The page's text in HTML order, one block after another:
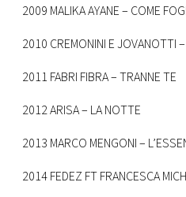
2009 MALIKA AYANE – COME
2010 CREMONINI E JOVANOTTI
2011 FABRI FIBRA – TRANNE TE
2012 ARISA – LA NOTTE
2013 MARCO MENGONI –
2014 FEDEZ FT FRANCESCA